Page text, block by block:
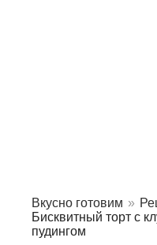
Вкусно готовим »
Бисквитный торт с
пудингом